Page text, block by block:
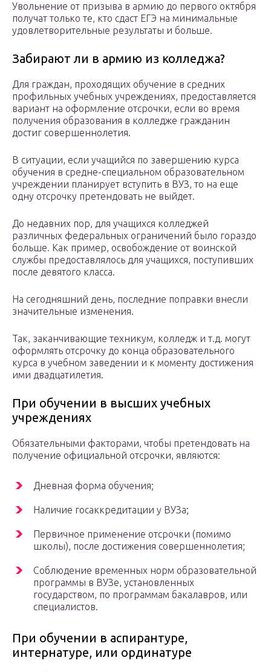
Увольнение от призыва в армию до первого октября
получат только те, кто сдаст ЕГЭ на минимальные
удовлетворительные результаты и больше.
Забирают ли в армию из колледжа?
Для граждан, проходящих обучение в средних
профильных учебных учреждениях, предоставляется
вариант на оформление отсрочки, если во время
получения образования в колледже гражданин
достиг совершеннолетия.
В ситуации, если учащийся по завершению курса
обучения в средне-специальном образовательном
учреждении планирует вступить в ВУЗ, то на еще
одну отсрочку претендовать не выйдет.
До недавних пор, для учащихся колледжей
различных федеральных ограничений было гораздо
больше. Как пример, освобождение от воинской
службы предоставлялось для учащихся, поступивших
после девятого класса.
На сегодняшний день, последние поправки внесли
значительные изменения.
Так, заканчивающие техникум, колледж и т.д. могут
оформлять отсрочку до конца образовательного
курса в учебном заведении и к моменту достижения
ими двадцатилетия.
При обучении в высших учебных
учреждениях
Обязательными факторами, чтобы претендовать на
получение официальной отсрочки, являются:
Дневная форма обучения;
Наличие госаккредитации у ВУЗа;
Первичное применение отсрочки (помимо
школы), после достижения совершеннолетия;
Соблюдение временных норм образовательной
программы в ВУЗе, установленных
государством, по программам бакалавров, или
специалистов.
При обучении в аспирантуре,
интернатуре, или ординатуре